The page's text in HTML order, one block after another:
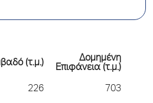
(τ.μ.)
Δομημένη
Επιφάνεια (τ.μ.)
226 703